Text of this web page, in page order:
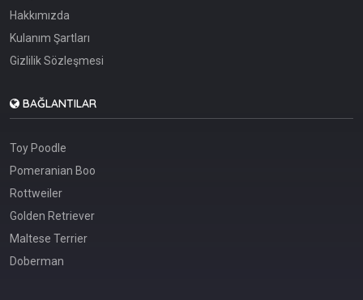
Hakkımızda
Kulanım Şartları
Gizlilik Sözleşmesi
BAĞLANTILAR
Toy Poodle
Pomeranian Boo
Rottweiler
Golden Retriever
Maltese Terrier
Doberman